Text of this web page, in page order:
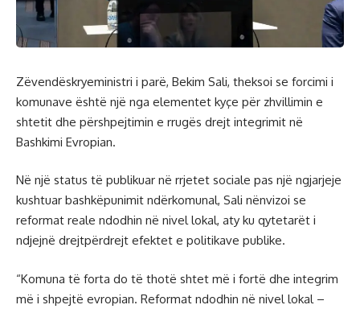
Zëvendëskryeministri i parë, Bekim Sali, theksoi se forcimi i
komunave është një nga elementet kyçe për zhvillimin e
shtetit dhe përshpejtimin e rrugës drejt integrimit në
Bashkimi Evropian.
Në një status të publikuar në rrjetet sociale pas një ngjarjeje
kushtuar bashkëpunimit ndërkomunal, Sali nënvizoi se
reformat reale ndodhin në nivel lokal, aty ku qytetarët i
ndjejnë drejtpërdrejt efektet e politikave publike.
“Komuna të forta do të thotë shtet më i fortë dhe integrim
më i shpejtë evropian. Reformat ndodhin në nivel lokal –